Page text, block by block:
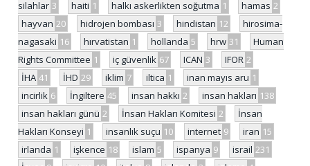
silahlar 3 haiti 1 halkı askerlikten soğutma 1 hamas 2
hayvan 20 hidrojen bombası 3 hindistan 12
hirosima-
nagasaki 16 hırvatistan 1 hollanda 5 hrw 31
Human
Rights Committee 1 iç güvenlik 67 ICAN 3 IFOR 2
İHA 41 İHD 29 iklim 7 iltica 1 inan mayıs aru 1
incirlik 6 İngiltere 45 insan hakkı 2 insan hakları 138
insan hakları günü 2 İnsan Hakları Komitesi 2
İnsan
Hakları Konseyi 1 insanlık suçu 10 internet 9 iran 15
irlanda 1 işkence 18 islam 5 ispanya 9 israil 231